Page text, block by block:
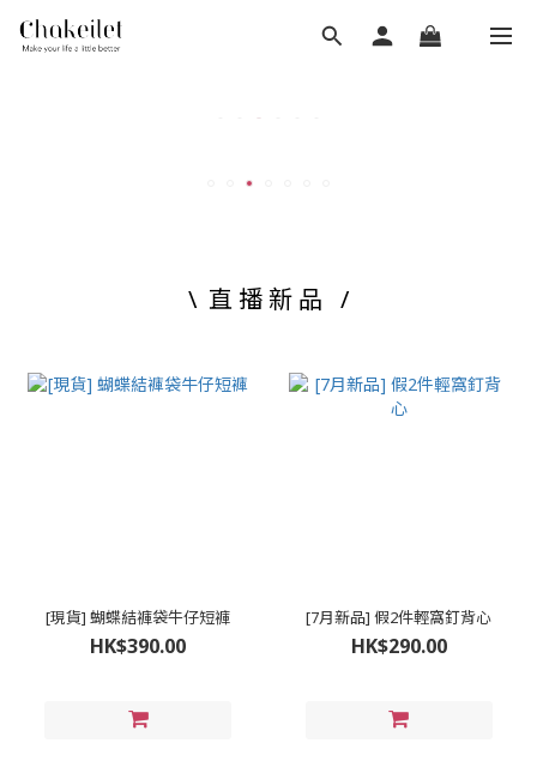
\ 直 播 新 品 /
[現貨] 蝴蝶結褲袋牛仔短褲
HK$390.00
[7月新品] 假2件輕窩釘背心
HK$290.00